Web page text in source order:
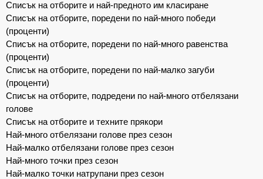
Списък на отборите и най-предното им класиране
Списък на отборите, поредени по най-много победи
(проценти)
Списък на отборите, поредени по най-много равенства
(проценти)
Списък на отборите, поредени по най-малко загуби
(проценти)
Списък на отборите, подредени по най-много отбелязани
голове
Списък на отборите и техните прякори
Най-много отбелязани голове през сезон
Най-малко отбелязани голове през сезон
Най-много точки през сезон
Най-малко точки натрупани през сезон